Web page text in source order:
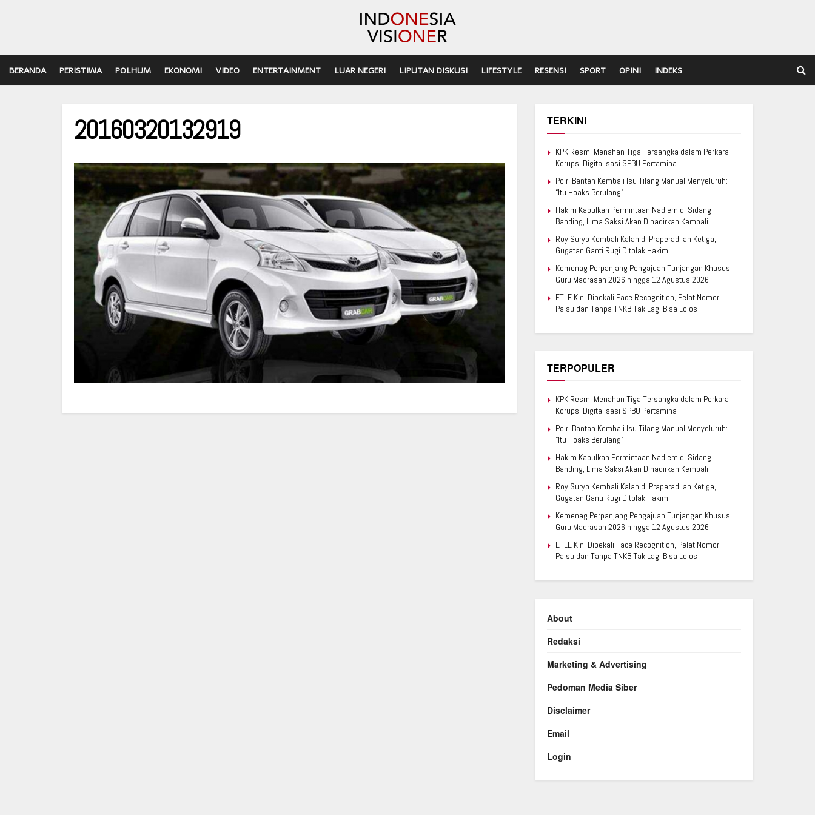
BERANDA PERISTIWA POLHUM EKONOMI VIDEO ENTERTAINMENT LUAR NEGERI LIPUTAN DISKUSI LIFESTYLE RESENSI SPORT OPINI INDEKS
20160320132919 TERKINI
KPK Resmi Menahan Tiga Tersangka dalam Perkara
Korupsi Digitalisasi SPBU Pertamina
Polri Bantah Kembali Isu Tilang Manual Menyeluruh:
“Itu Hoaks Berulang”
Hakim Kabulkan Permintaan Nadiem di Sidang
Banding, Lima Saksi Akan Dihadirkan Kembali
Roy Suryo Kembali Kalah di Praperadilan Ketiga,
Gugatan Ganti Rugi Ditolak Hakim
Kemenag Perpanjang Pengajuan Tunjangan Khusus
Guru Madrasah 2026 hingga 12 Agustus 2026
ETLE Kini Dibekali Face Recognition, Pelat Nomor
Palsu dan Tanpa TNKB Tak Lagi Bisa Lolos
TERPOPULER
KPK Resmi Menahan Tiga Tersangka dalam Perkara
Korupsi Digitalisasi SPBU Pertamina
Polri Bantah Kembali Isu Tilang Manual Menyeluruh:
“Itu Hoaks Berulang”
Hakim Kabulkan Permintaan Nadiem di Sidang
Banding, Lima Saksi Akan Dihadirkan Kembali
Roy Suryo Kembali Kalah di Praperadilan Ketiga,
Gugatan Ganti Rugi Ditolak Hakim
Kemenag Perpanjang Pengajuan Tunjangan Khusus
Guru Madrasah 2026 hingga 12 Agustus 2026
ETLE Kini Dibekali Face Recognition, Pelat Nomor
Palsu dan Tanpa TNKB Tak Lagi Bisa Lolos
About
Redaksi
Marketing & Advertising
Pedoman Media Siber
Disclaimer
Email
Login